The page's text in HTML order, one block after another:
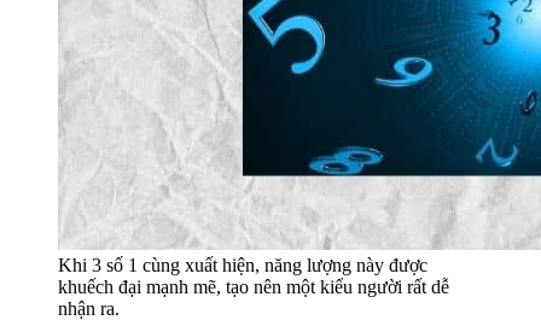
Khi 3 số 1 cùng xuất hiện, năng lượng này được
khuếch đại mạnh mẽ, tạo nên một kiểu người rất dễ
nhận ra.